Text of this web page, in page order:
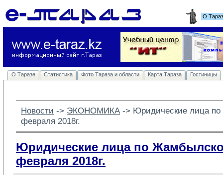
О
О Таразе Статистика Фото Тараза и области Карта Тараза Гостиницы
Новости -> ЭКОНОМИКА -> Юридические лица
февраля 2018г.
Юридические лица по
февраля 2018г.